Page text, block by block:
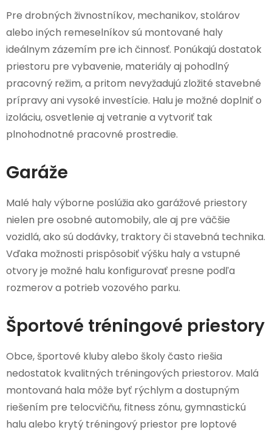
Pre drobných živnostníkov, mechanikov, stolárov
alebo iných remeselníkov sú montované haly
ideálnym zázemím pre ich činnosť. Ponúkajú dostatok
priestoru pre vybavenie, materiály aj pohodlný
pracovný režim, a pritom nevyžadujú zložité stavebné
prípravy ani vysoké investície. Halu je možné doplniť o
izoláciu, osvetlenie aj vetranie a vytvoriť tak
plnohodnotné pracovné prostredie.
Garáže
Malé haly výborne poslúžia ako garážové priestory
nielen pre osobné automobily, ale aj pre väčšie
vozidlá, ako sú dodávky, traktory či stavebná technika.
Vďaka možnosti prispôsobiť výšku haly a vstupné
otvory je možné halu konfigurovať presne podľa
rozmerov a potrieb vozového parku.
Športové tréningové priestory
Obce, športové kluby alebo školy často riešia
nedostatok kvalitných tréningových priestorov. Malá
montovaná hala môže byť rýchlym a dostupným
riešením pre telocvičňu, fitness zónu, gymnastickú
halu alebo krytý tréningový priestor pre loptové